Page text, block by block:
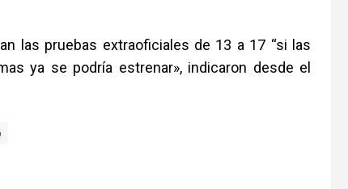
las pruebas extraoficiales de 13 a 17 “si las
ya se podría estrenar», indicaron desde el